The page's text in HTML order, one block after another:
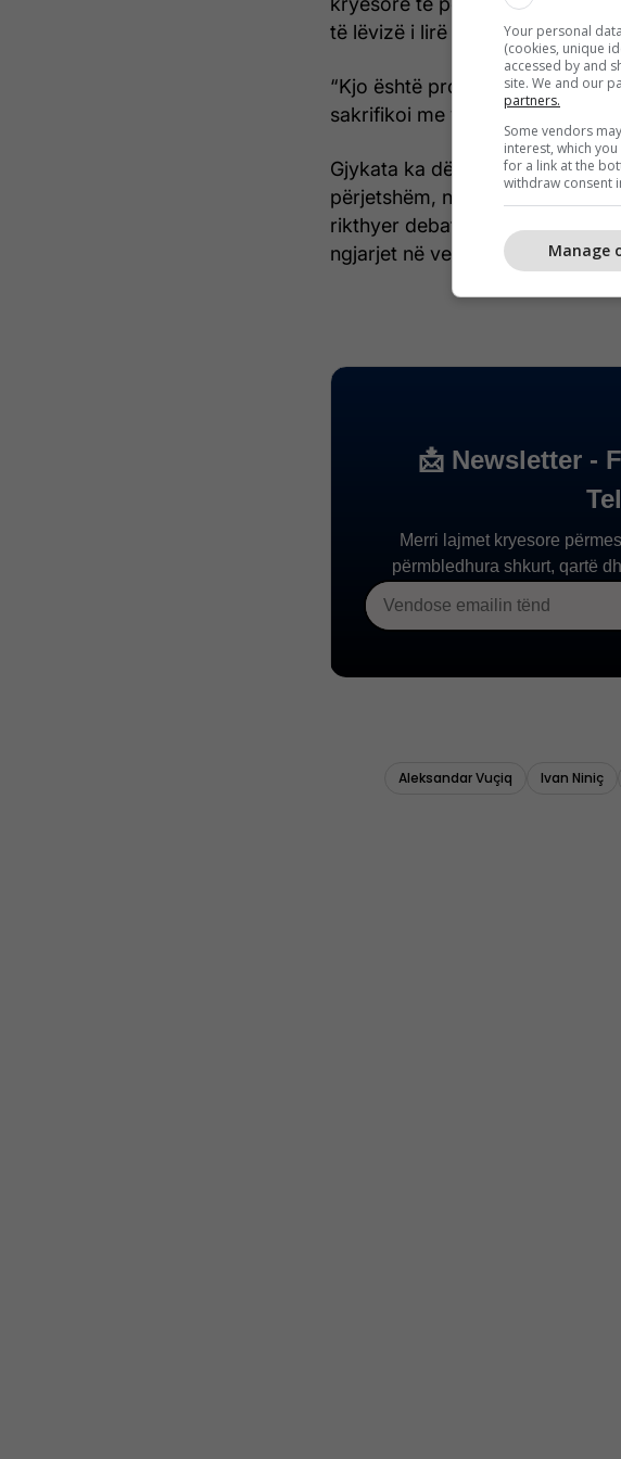
të lëvizë i lirë në Serbi dhe të
“Kjo është prova më e
sakrifikoi me vetëdije këta
Gjykata ka dënuar Spasojeviqin
përjetshëm, ndërsa
rikthyer debatet politike dhe
ngjarjet në veri të Kosovës.
Your personal
(cookies, unique
accessed by and
site. We and our
partners.
Some vendors
interest, which
for a link at the
withdraw consent
Manage